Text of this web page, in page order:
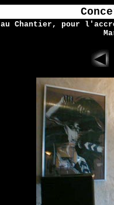
au Chantier, pour